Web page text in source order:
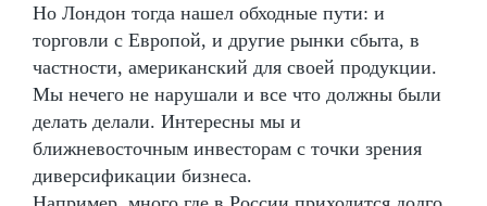
Но Лондон тогда нашел обходные пути: и
торговли с Европой, и другие рынки сбыта, в
частности, американский для своей продукции.
Мы нечего не нарушали и все что должны были
делать делали. Интересны мы и
ближневосточным инвесторам с точки зрения
диверсификации бизнеса.